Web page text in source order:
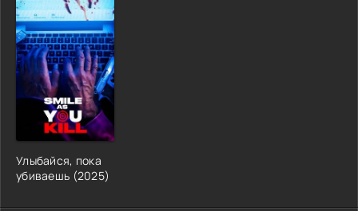
Улыбайся, пока
убиваешь (2025)